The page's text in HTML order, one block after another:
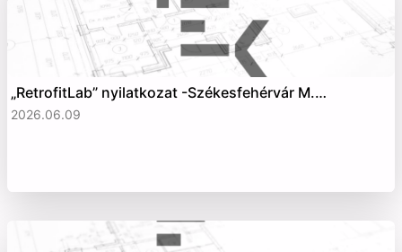
„RetrofitLab” nyilatkozat -Székesfehérvár M.…
2026.06.09